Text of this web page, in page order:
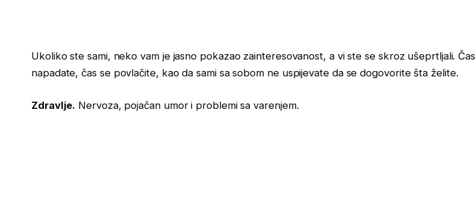
Ukoliko ste sami, neko vam je jasno pokazao zainteresovanost, a vi ste se skroz ušeprtljali. Čas
napadate, čas se povlačite, kao da sami sa sobom ne uspijevate da se dogovorite šta želite.
Zdravlje. Nervoza, pojačan umor i problemi sa varenjem.